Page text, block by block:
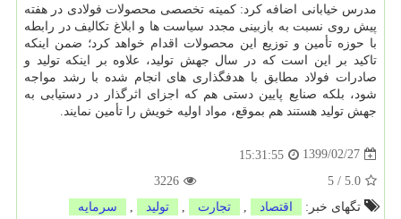
مدرس خیابانی اضافه کرد: کمیته تخصصی محصولات فولادی در هفته
پیش روی نسبت به بازبینی مجدد سیاست ها و ابلاغ تکالیف در رابطه
با حوزه تأمین و توزیع این محصولات اقدام خواهد کرد؛ ضمن اینکه
تاکید بر این است که در سال جهش تولید، علاوه بر اینکه تولید و
صادرات فولاد مطابق با هدفگذاری های انجام شده با رشد مواجه
شود، بلکه صنایع پایین دستی هم که اجزای اثرگذار در دستیابی به
جهش تولید هستند هم بموقع، مواد اولیه خویش را تأمین نمایند.
1399/02/27
15:31:55
5.0
/
5
3226
تگهای خبر:
اقتصاد تجارت تولید سرمایه